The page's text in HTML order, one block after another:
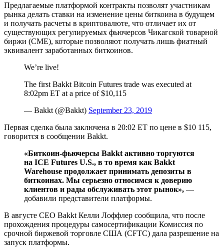
Предлагаемые платформой контракты позволят участникам
рынка делать ставки на изменение цены биткоина в будущем
и получать расчеты в криптовалюте, что отличает их от
существующих регулируемых фьючерсов Чикагской товарной
биржи (CME), которые позволяют получать лишь фиатный
эквивалент заработанных биткоинов.
We’re live!
The first Bakkt Bitcoin Futures trade was executed at
8:02pm ET at a price of $10,115
— Bakkt (@Bakkt) September 23, 2019
Первая сделка была заключена в 20:02 ET по цене в $10 115,
говорится в сообщении Bakkt.
«Биткоин-фьючерсы Bakkt активно торгуются
на ICE Futures U.S., в то время как Bakkt
Warehouse продолжает принимать депозиты в
биткоинах. Мы серьезно относимся к доверию
клиентов и рады обслуживать этот рынок», —
добавили представители платформы.
В августе CEO Bakkt Келли Лоффлер сообщила, что после
прохождения процедуры самосертификации Комиссия по
срочной биржевой торговле США (CFTC) дала разрешение на
запуск платформы.